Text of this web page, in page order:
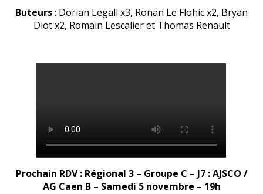
Buteurs: Dorian Legall x3, Ronan Le Flohic x2, Bryan
Diot x2, Romain Lescalier et Thomas Renault
Prochain RDV : Régional 3 – Groupe C – J7 : AJSCO /
AG Caen B – Samedi 5 novembre – 19h